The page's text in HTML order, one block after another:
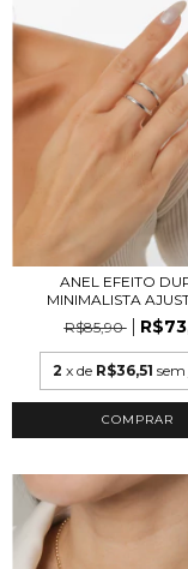
ANEL EFEITO
MINIMALISTA
R$85,90
2 x de R$36,51
COMPRAR